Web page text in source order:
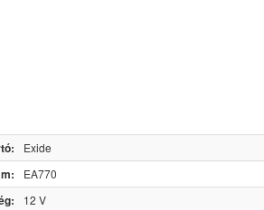
Exide
EA770
12 V